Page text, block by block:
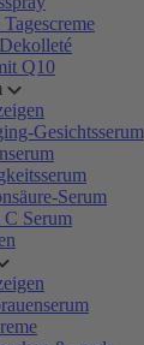
Q10
Gesichtsserum
Serum
Serum